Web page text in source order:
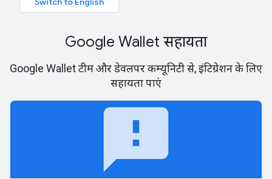
Google Wallet सहायता
Google Wallet टीम और डेवलपर कम्यूनिटी से, इंटिग्रेशन के लिए
सहायता पाएं
feedback